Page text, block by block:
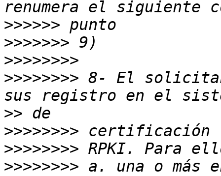
>>>>>>
>>>>>>>
>>>>>>>>
>>>>>>>> 8- El
>>
>>>>>>>>
>>>>>>>>
>>>>>>>> a. una o más